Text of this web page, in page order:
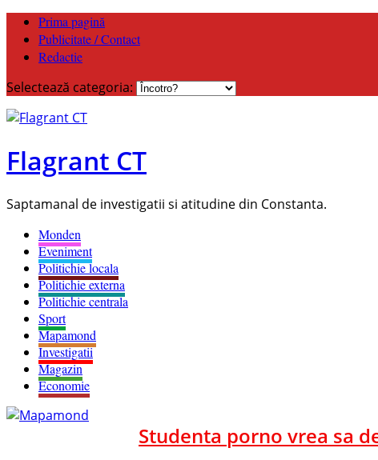
Prima pagină
Publicitate / Contact
Redactie
Selectează categoria:
Flagrant CT
Saptamanal de investigatii si atitudine din Constanta.
Monden
Eveniment
Politichie locala
Politichie externa
Politichie centrala
Sport
Mapamond
Investigatii
Magazin
Economie
Studenta porno vrea sa